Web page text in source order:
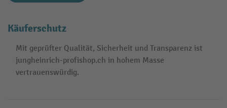
Käuferschutz
Mit geprüfter Qualität, Sicherheit und Transparenz ist
jungheinrich-profishop.ch in hohem Masse
vertrauenswürdig.